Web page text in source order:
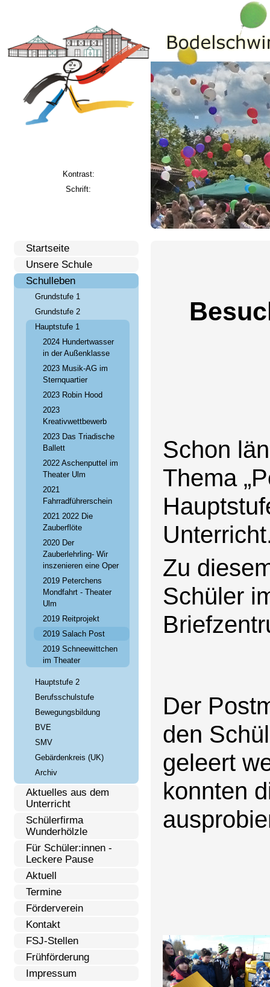
Kontrast:
Schrift:
Startseite
Unsere Schule
Schulleben
Grundstufe 1
Grundstufe 2
Hauptstufe 1
2024 Hundertwasser
in der Außenklasse
2023 Musik-AG im
Sternquartier
2023 Robin Hood
2023
Kreativwettbewerb
2023 Das Triadische
Ballett
2022 Aschenputtel im
Theater Ulm
2021
Fahrradführerschein
2021 2022 Die
Zauberflöte
2020 Der
Zauberlehrling- Wir
inszenieren eine Oper
2019 Peterchens
Mondfahrt - Theater
Ulm
2019 Reitprojekt
2019 Salach Post
2019 Schneewittchen
im Theater
Hauptstufe 2
Berufsschulstufe
Bewegungsbildung
BVE
SMV
Gebärdenkreis (UK)
Archiv
Aktuelles aus dem
Unterricht
Schülerfirma
Wunderhölzle
Für Schüler:innen -
Leckere Pause
Aktuell
Termine
Förderverein
Kontakt
FSJ-Stellen
Frühförderung
Impressum
Schon
Thema
Zu
Schüler
Der
den
geleert
konnten